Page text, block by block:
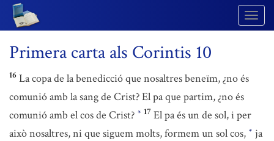
Primera carta als Corintis 10
16 La copa de la benedicció que nosaltres beneïm, ¿no és
comunió amb la sang de Crist? El pa que partim, ¿no és
comunió amb el cos de Crist? * 17 El pa és un de sol, i per
això nosaltres, ni que siguem molts, formem un sol cos, * ja